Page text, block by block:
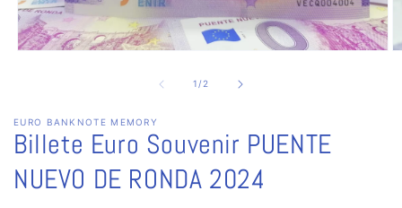
una
ventana
modal
1 /de
2
EURO BANKNOTE MEMORY
Billete Euro Souvenir PUENTE
NUEVO DE RONDA 2024